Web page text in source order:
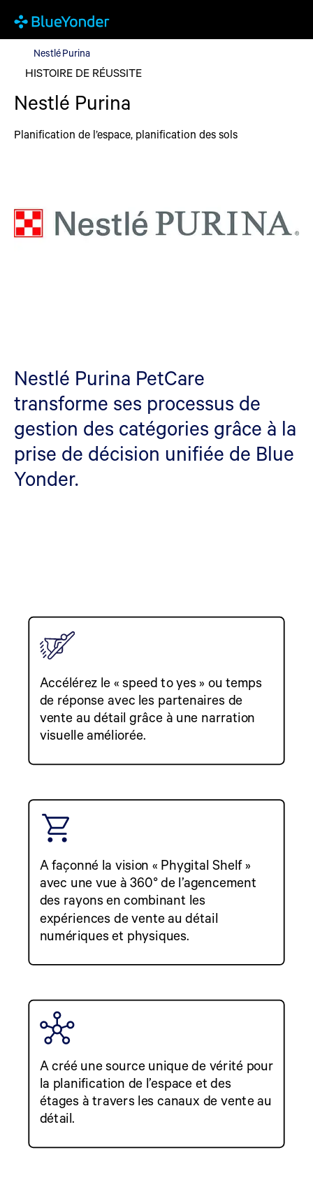
Nestlé PurinaNestlé Purina
HISTOIRE DE RÉUSSITE
Nestlé Purina
Planification de l’espace, planification des sols
Nestlé Purina PetCare
transforme ses processus de
gestion des catégories grâce à la
prise de décision unifiée de Blue
Yonder.
Accélérez le « speed to yes » ou temps
de réponse avec les partenaires de
vente au détail grâce à une narration
visuelle améliorée.
A façonné la vision « Phygital Shelf »
avec une vue à 360° de l’agencement
des rayons en combinant les
expériences de vente au détail
numériques et physiques.
A créé une source unique de vérité pour
la planification de l’espace et des
étages à travers les canaux de vente au
détail.